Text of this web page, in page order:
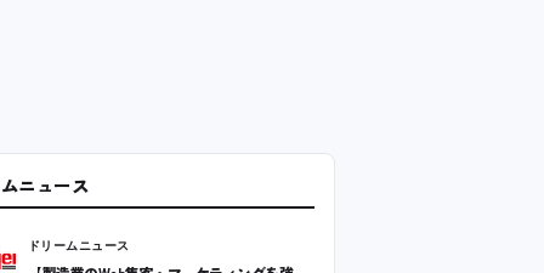
ニュース
ドリームニュース